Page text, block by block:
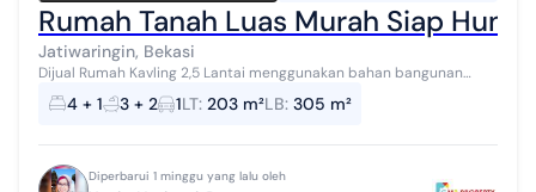
Rumah Tanah Luas Murah Siap Huni
Jatiwaringin, Bekasi
Dijual Rumah Kavling 2,5 Lantai menggunakan bahan bangunan
premium di Jatiwaringin Spesifikasi - Luas Tanah 203 M² - Luas
Bangunan 305 M² - K...
4 + 1 3 + 2 1LT: 203 m²LB: 305 m²
Diperbarui 1 minggu yang lalu oleh